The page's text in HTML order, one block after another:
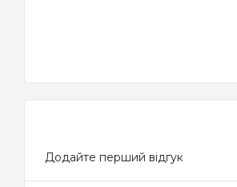
Додайте перший відгук